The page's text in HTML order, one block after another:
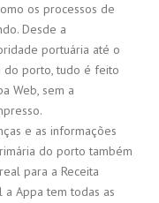
os processos de
Desde a
portuária até o
do porto, tudo é feito
Web, sem a
e as informações
do porto também
para a Receita
Appa tem todas as